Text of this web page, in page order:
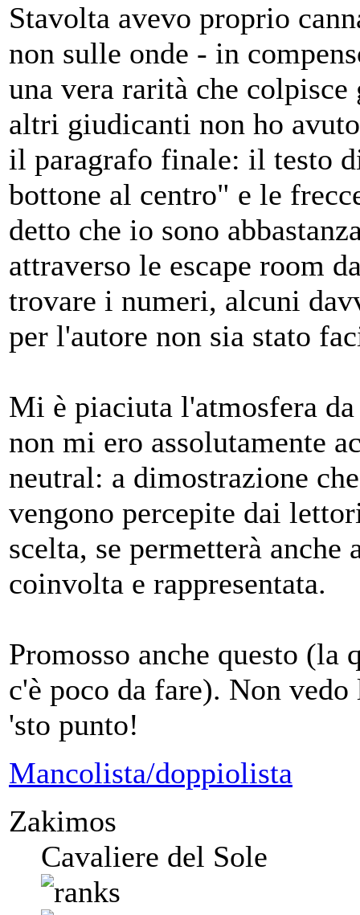
Stavolta avevo proprio
non sulle onde - in
una vera rarità che
altri giudicanti non ho
il paragrafo finale: il testo
bottone al centro" e le
detto che io sono
attraverso le escape room
trovare i numeri, alcuni
per l'autore non sia stato
Mi è piaciuta l'atmosfera
non mi ero assolutamente
neutral: a dimostrazione
vengono percepite dai
scelta, se permetterà
coinvolta e rappresentata.
Promosso anche questo
c'è poco da fare). Non
'sto punto!
Mancolista/doppiolista
Zakimos
Cavaliere del Sole